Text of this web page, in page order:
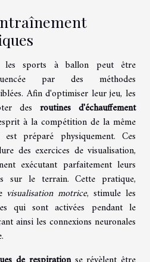
les sports à ballon peut être
par des méthodes
Afin d'optimiser leur jeu, les
des routines d'échauffement
à la compétition de la même
préparé physiquement. Ces
des exercices de visualisation,
exécutant parfaitement leurs
sur le terrain. Cette pratique,
visualisation motrice, stimule les
qui sont activées pendant le
ainsi les connexions neuronales